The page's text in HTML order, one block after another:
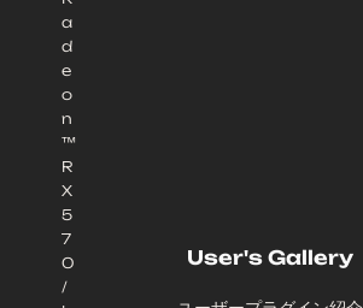
a
d
e
o
n
™
R
X
5
7
0
/
User's Gallery